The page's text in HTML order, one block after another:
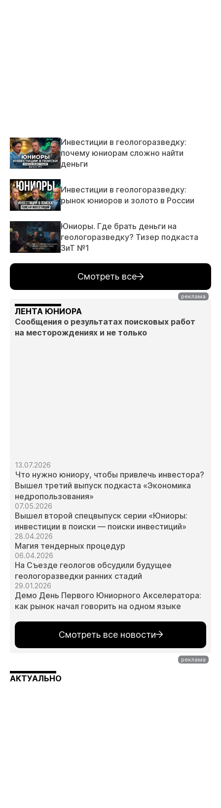
Инвестиции в геологоразведку:
почему юниорам сложно найти
деньги
Инвестиции в геологоразведку:
рынок юниоров и золото в России
Юниоры. Где брать деньги на
геологоразведку? Тизер подкаста
ЗиТ №1
Смотреть все
ЛЕНТА ЮНИОРА
Сообщения о результатах поисковых работ
на месторождениях и не только
13.07.2026
Что нужно юниору, чтобы привлечь инвестора?
Вышел третий выпуск подкаста «Экономика
недропользования»
07.05.2026
Вышел второй спецвыпуск серии «Юниоры:
инвестиции в поиски — поиски инвестиций»
28.04.2026
Магия тендерных процедур
06.04.2026
На Съезде геологов обсудили будущее
геологоразведки ранних стадий
29.01.2026
Демо День Первого Юниорного Акселератора:
как рынок начал говорить на одном языке
Смотреть все новости
АКТУАЛЬНО